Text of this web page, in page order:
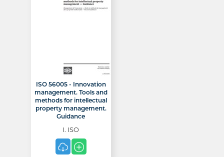
ISO 56005 - Innovation
management. Tools and
methods for intellectual
property management.
Guidance
I. ISO